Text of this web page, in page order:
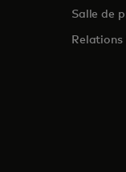
Salle de
Relations